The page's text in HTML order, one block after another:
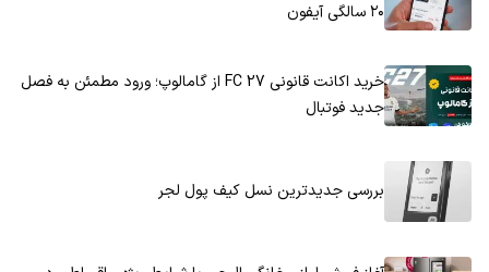
۲۰ سالگی آیفون
خرید اکانت قانونی FC 27 از گامالوپ؛ ورود مطمئن به فصل
جدید فوتبال
بررسی جدیدترین نسل کیف پول لجر